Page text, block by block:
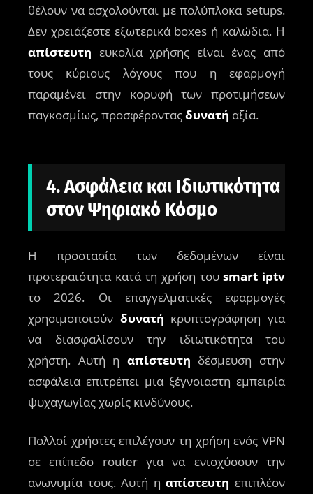
θέλουν να ασχολούνται με πολύπλοκα setups.
Δεν χρειάζεστε εξωτερικά boxes ή καλώδια. Η
απίστευτη ευκολία χρήσης είναι ένας από
τους κύριους λόγους που η εφαρμογή
παραμένει στην κορυφή των προτιμήσεων
παγκοσμίως, προσφέρονταςδυνατή αξία.
4. Ασφάλεια και Ιδιωτικότητα
στον Ψηφιακό Κόσμο
Η προστασία των δεδομένων είναι
προτεραιότητα κατά τη χρήση τουsmart iptv
το 2026. Οι επαγγελματικές εφαρμογές
χρησιμοποιούν δυνατή κρυπτογράφηση για
να διασφαλίσουν την ιδιωτικότητα του
χρήστη. Αυτή η απίστευτη δέσμευση στην
ασφάλεια επιτρέπει μια ξέγνοιαστη εμπειρία
ψυχαγωγίας χωρίς κινδύνους.
Πολλοί χρήστες επιλέγουν τη χρήση ενός VPN
σε επίπεδο router για να ενισχύσουν την
ανωνυμία τους. Αυτή ηαπίστευτη επιπλέον